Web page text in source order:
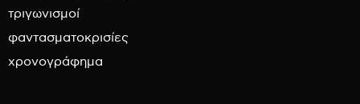
τριγωνισμοί
φαντασματοκρισίες
χρονογράφημα